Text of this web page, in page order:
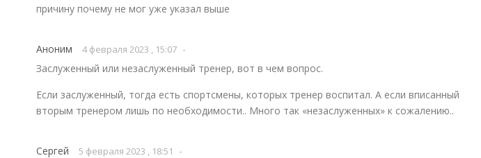
причину почему не мог уже указал выше
Аноним 4 февраля 2023 , 15:07 -
Заслуженный или незаслуженный тренер, вот в чем вопрос.
Если заслуженный, тогда есть спортсмены, которых тренер воспитал. А если вписанный
вторым тренером лишь по необходимости.. Много так «незаслуженных» к сожалению..
Сергей 5 февраля 2023 , 18:51
-